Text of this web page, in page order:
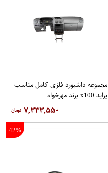
مجموعه داشبورد فلزی كامل مناسب
پراید x100 برند مهرخواه
۷,۳۳۳,۵۵۰
42%